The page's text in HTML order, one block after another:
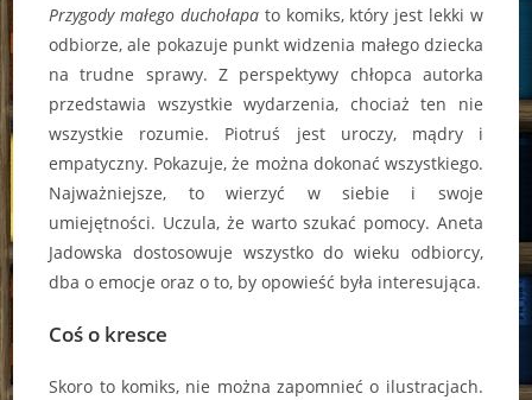
Przygody małego duchołapato komiks, który jest lekki w
odbiorze, ale pokazuje punkt widzenia małego dziecka
na trudne sprawy. Z perspektywy chłopca autorka
przedstawia wszystkie wydarzenia, chociaż ten nie
wszystkie rozumie. Piotruś jest uroczy, mądry i
empatyczny. Pokazuje, że można dokonać wszystkiego.
Najważniejsze, to wierzyć w siebie i swoje
umiejętności. Uczula, że warto szukać pomocy. Aneta
Jadowska dostosowuje wszystko do wieku odbiorcy,
dba o emocje oraz o to, by opowieść była interesująca.
Coś o kresce
Skoro to komiks, nie można zapomnieć o ilustracjach.